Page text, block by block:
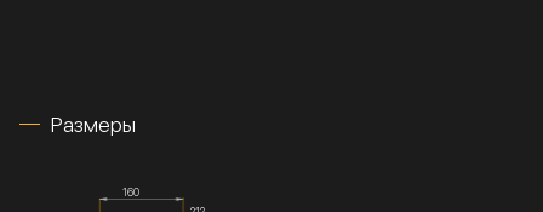
Размеры
160